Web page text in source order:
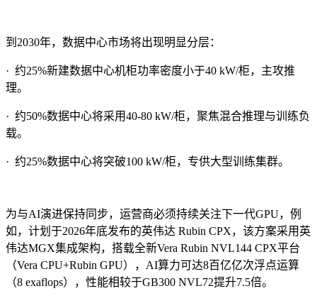
到2030年，数据中心市场将出现明显分层：
· 约25%新建数据中心机柜功率密度小于40 kW/柜，主攻推
理。
· 约50%数据中心将采用40-80 kW/柜，聚焦混合推理与训练负
载。
· 约25%数据中心将突破100 kW/柜，专供大型训练集群。
为与AI演进保持同步，运营商必须持续关注下一代GPU，例
如，计划于2026年底发布的英伟达 Rubin CPX，该方案采用英
伟达MGX集成架构，搭载全新Vera Rubin NVL144 CPX平台
（Vera CPU+Rubin GPU），AI算力可达8百亿亿次浮点运算
（8 exaflops），性能相较于GB300 NVL72提升7.5倍。